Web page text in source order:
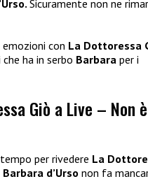
Sicuramente non ne
con La Dottoressa
ha in serbo Barbara per i
Giò a Live – Non
per rivedere La
Barbara d’Urso non fa